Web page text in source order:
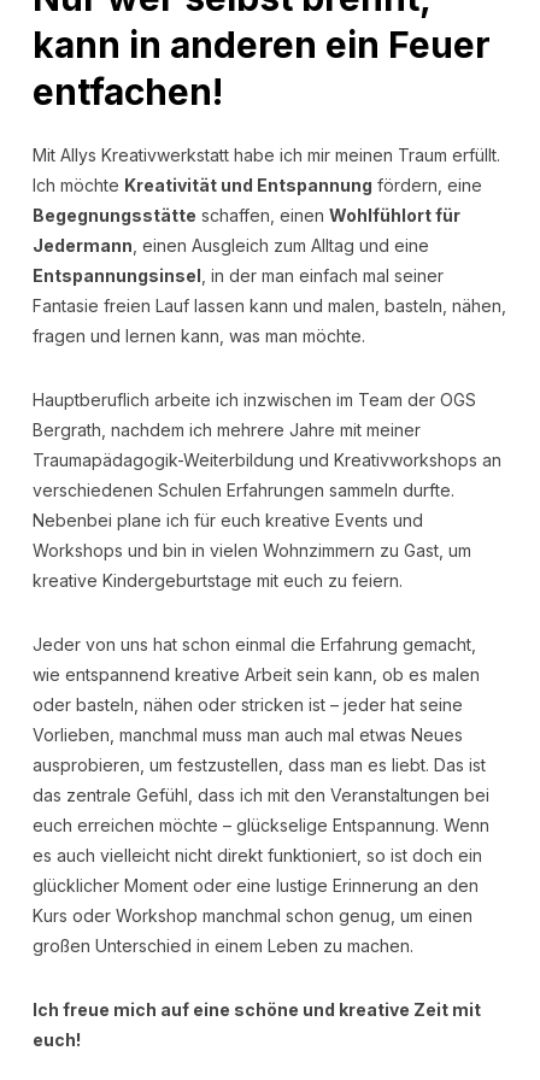
kann in anderen ein Feuer
entfachen!
Mit Allys Kreativwerkstatt habe ich mir meinen Traum erfüllt.
Ich möchte Kreativität und Entspannung fördern, eine
Begegnungsstätte schaffen, einen Wohlfühlort für
Jedermann , einen Ausgleich zum Alltag und eine
Entspannungsinsel , in der man einfach mal seiner
Fantasie freien Lauf lassen kann und malen, basteln, nähen,
fragen und lernen kann, was man möchte.
Hauptberuflich arbeite ich inzwischen im Team der OGS
Bergrath, nachdem ich mehrere Jahre mit meiner
Traumapädagogik-Weiterbildung und Kreativworkshops an
verschiedenen Schulen Erfahrungen sammeln durfte.
Nebenbei plane ich für euch kreative Events und
Workshops und bin in vielen Wohnzimmern zu Gast, um
kreative Kindergeburtstage mit euch zu feiern.
Jeder von uns hat schon einmal die Erfahrung gemacht,
wie entspannend kreative Arbeit sein kann, ob es malen
oder basteln, nähen oder stricken ist – jeder hat seine
Vorlieben, manchmal muss man auch mal etwas Neues
ausprobieren, um festzustellen, dass man es liebt. Das ist
das zentrale Gefühl, dass ich mit den Veranstaltungen bei
euch erreichen möchte – glückselige Entspannung. Wenn
es auch vielleicht nicht direkt funktioniert, so ist doch ein
glücklicher Moment oder eine lustige Erinnerung an den
Kurs oder Workshop manchmal schon genug, um einen
großen Unterschied in einem Leben zu machen.
Ich freue mich auf eine schöne und kreative Zeit mit
euch!